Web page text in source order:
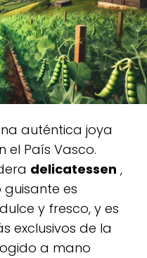
auténtica joya
el País Vasco.
delicatessen ,
es
y fresco, y es
exclusivos de la
a mano